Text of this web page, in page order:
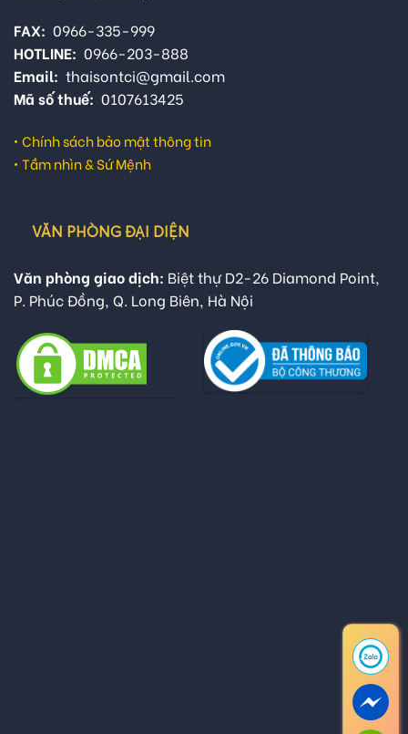
FAX: 0966-335-999
HOTLINE: 0966-203-888
Email: thaisontci@gmail.com
Mã số thuế: 0107613425
• Chính sách bảo mật thông tin
• Tầm nhìn & Sứ Mệnh
VĂN PHÒNG ĐẠI DIỆN
Văn phòng giao dịch: Biệt thự D2-26 Diamond Point,
P. Phúc Đồng, Q. Long Biên, Hà Nội